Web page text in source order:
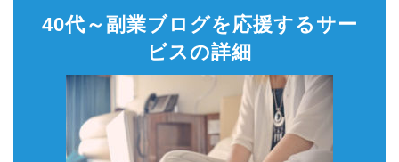
40代～副業ブログを応援するサー
ビスの詳細